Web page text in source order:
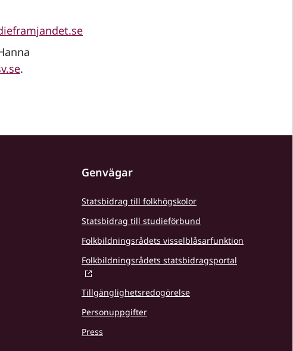
.
Genvägar
Statsbidrag till folkhögskolor
Statsbidrag till studieförbund
Folkbildningsrådets visselblåsarfunktion
Folkbildningsrådets statsbidragsportal
Tillgänglighetsredogörelse
Personuppgifter
Press